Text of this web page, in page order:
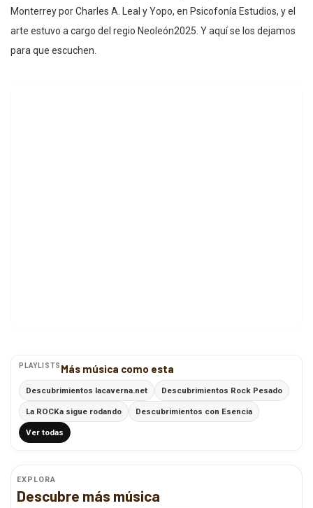
Monterrey por Charles A. Leal y Yopo, en Psicofonía Estudios, y el
arte estuvo a cargo del regio Neoleón2025. Y aquí se los dejamos
para que escuchen.
PLAYLISTS Más música como esta
Descubrimientos lacaverna.net Descubrimientos Rock Pesado
La ROCKa sigue rodando Descubrimientos con Esencia
Ver todas
EXPLORA
Descubre más música